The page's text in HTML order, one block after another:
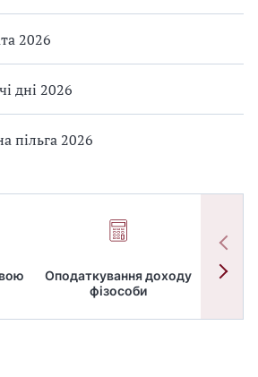
2026
дні 2026
пільга 2026
Оподаткування доходу
фізособи